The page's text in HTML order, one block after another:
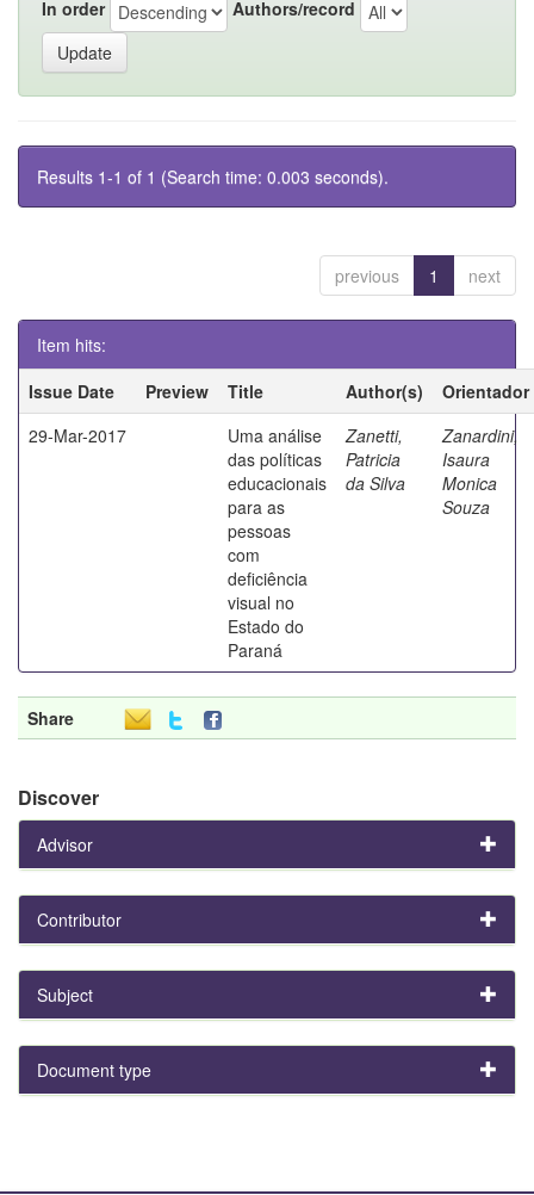
In order Authors/record
Results 1-1 of 1 (Search time: 0.003 seconds).
previous 1 next
Item hits:
Issue Date
Preview Title Author(s)
Orientador
29-Mar-2017
Uma análise
das políticas
educacionais
para as
pessoas
com
deficiência
visual no
Estado do
Paraná
Zanetti,
Patricia
da Silva
Zanardini,
Isaura
Monica
Souza
Share
Discover
Advisor
Contributor
Subject
Document type